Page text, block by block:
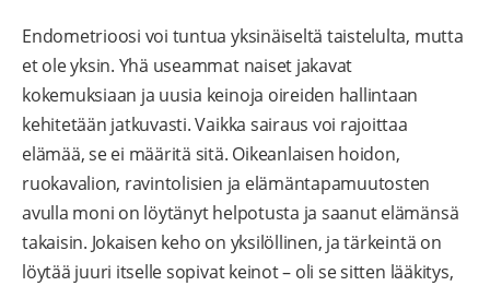
Endometrioosi voi tuntua yksinäiseltä taistelulta, mutta
et ole yksin. Yhä useammat naiset jakavat
kokemuksiaan ja uusia keinoja oireiden hallintaan
kehitetään jatkuvasti. Vaikka sairaus voi rajoittaa
elämää, se ei määritä sitä. Oikeanlaisen hoidon,
ruokavalion, ravintolisien ja elämäntapamuutosten
avulla moni on löytänyt helpotusta ja saanut elämänsä
takaisin. Jokaisen keho on yksilöllinen, ja tärkeintä on
löytää juuri itselle sopivat keinot – oli se sitten lääkitys,